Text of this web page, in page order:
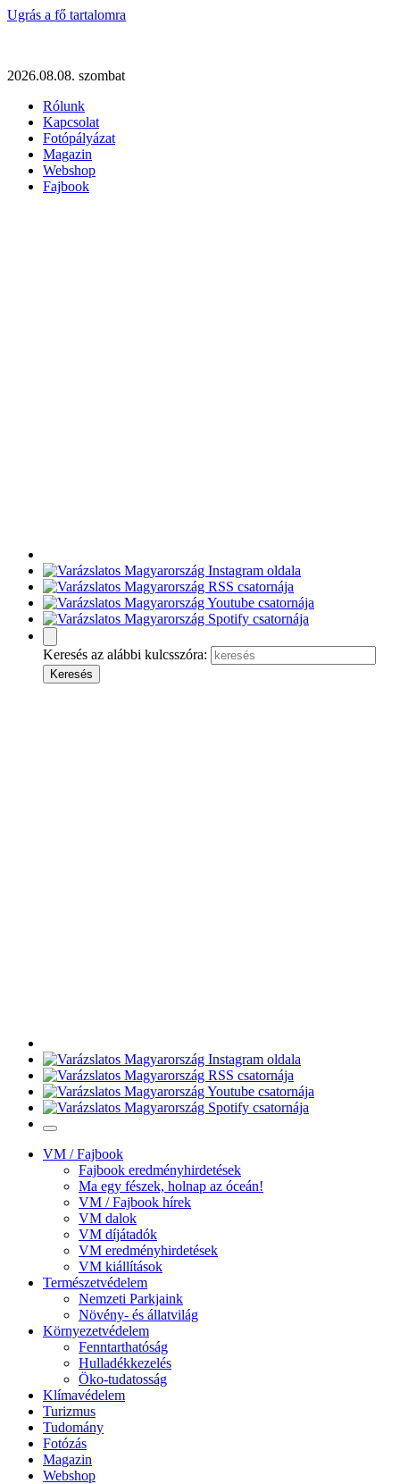
Ugrás a fő tartalomra
2026.08.08. szombat
Rólunk
Kapcsolat
Fotópályázat
Magazin
Webshop
Fajbook
Keresés az alábbi kulcsszóra:
VM / Fajbook
Fajbook eredményhirdetések
Ma egy fészek, holnap az óceán!
VM / Fajbook hírek
VM dalok
VM díjátadók
VM eredményhirdetések
VM kiállítások
Természetvédelem
Nemzeti Parkjaink
Növény- és állatvilág
Környezetvédelem
Fenntarthatóság
Hulladékkezelés
Öko-tudatosság
Klímavédelem
Turizmus
Tudomány
Fotózás
Magazin
Webshop